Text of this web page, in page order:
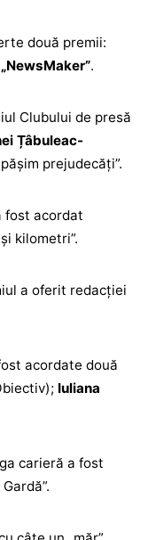
două premii:
„NewsMaker”.
Clubului de presă
Țâbuleac-
prejudecăți”.
fost acordat
kilometri”.
a oferit redacției
acordate două
Iuliana
carieră a fost